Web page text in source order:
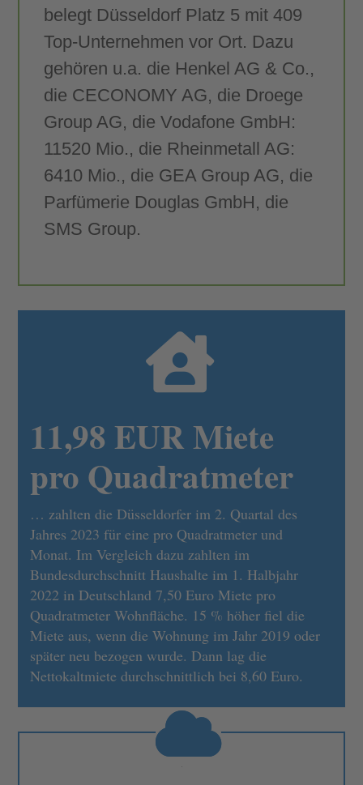
belegt Düsseldorf Platz 5 mit 409
Top-Unternehmen vor Ort. Dazu
gehören u.a. die Henkel AG & Co.,
die CECONOMY AG, die Droege
Group AG, die Vodafone GmbH:
11520 Mio., die Rheinmetall AG:
6410 Mio., die GEA Group AG, die
Parfümerie Douglas GmbH, die
SMS Group.

11,98 EUR Miete
pro Quadratmeter
… zahlten die Düsseldorfer im 2. Quartal des
Jahres 2023 für eine pro Quadratmeter und
Monat. Im Vergleich dazu zahlten im
Bundesdurchschnitt Haushalte im 1. Halbjahr
2022 in Deutschland 7,50 Euro Miete pro
Quadratmeter Wohnfläche. 15 % höher fiel die
Miete aus, wenn die Wohnung im Jahr 2019 oder
später neu bezogen wurde. Dann lag die
Nettokaltmiete durchschnittlich bei 8,60 Euro.